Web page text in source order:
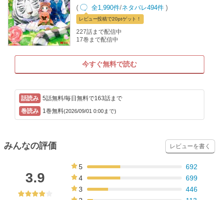
( 全1,990件/ネタバレ494件 )
レビュー投稿で20ptゲット！
227話まで配信中
17巻まで配信中
今すぐ無料で読む
5話無料/毎日無料で163話まで
1巻無料(2026/09/01 0:00まで)
みんなの評価 レビューを書く
3.9
5
692
4
699
3
446